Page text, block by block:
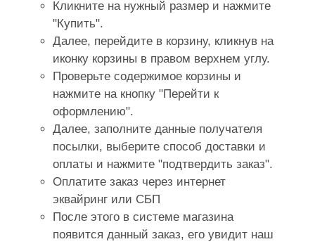
Кликните на нужный размер и нажмите
"Купить".
Далее, перейдите в корзину, кликнув на
иконку корзины в правом верхнем углу.
Проверьте содержимое корзины и
нажмите на кнопку "Перейти к
оформлению".
Далее, заполните данные получателя
посылки, выберите способ доставки и
оплаты и нажмите "подтвердить заказ".
Оплатите заказ через интернет
эквайринг или СБП
После этого в системе магазина
появится данный заказ, его увидит наш